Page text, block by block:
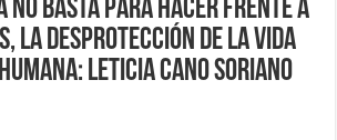
no basta para hacer frente a
la desprotección de la vida
Leticia Cano Soriano